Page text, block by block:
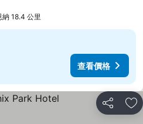
納 18.4 公里
查看價格
分享 加